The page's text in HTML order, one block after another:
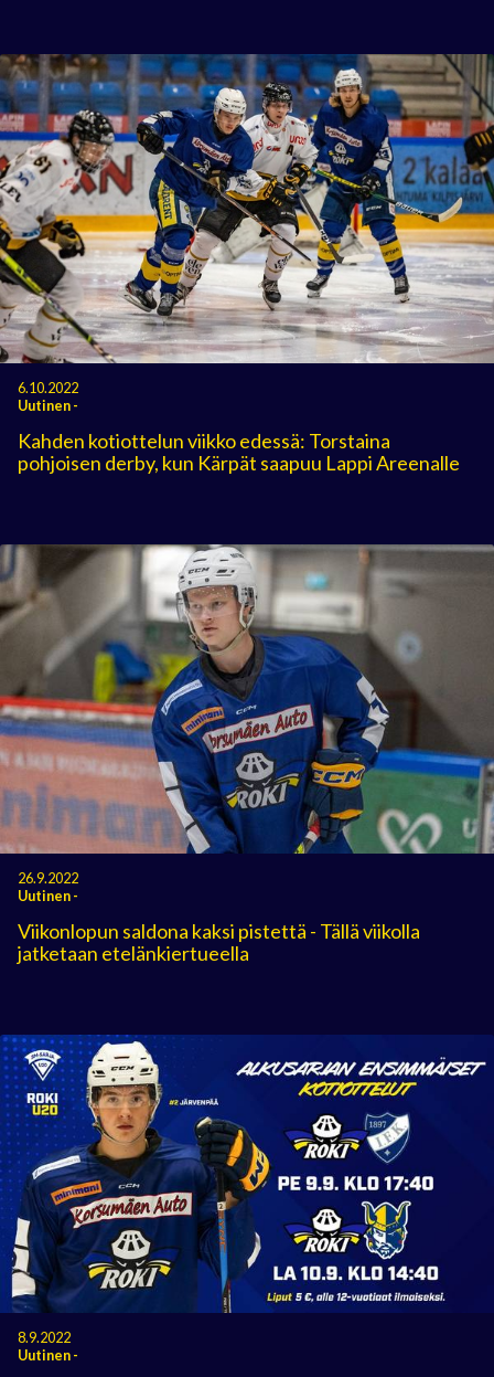
6.10.2022
Uutinen-
Kahden kotiottelun viikko edessä: Torstaina
pohjoisen derby, kun Kärpät saapuu Lappi Areenalle
26.9.2022
Uutinen-
Viikonlopun saldona kaksi pistettä - Tällä viikolla
jatketaan etelänkiertueella
8.9.2022
Uutinen-